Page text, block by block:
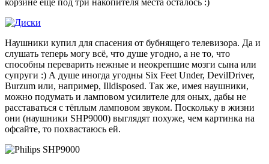
корзине ещё под три накопителя места осталось :)
Наушники купил для спасения от бубнящего телевизора. Да и
слушать теперь могу всё, что душе угодно, а не то, что
способны переварить нежные и неокрепшие мозги сына или
супруги :) А душе иногда угодны Six Feet Under, DevilDriver,
Burzum или, например, Illdisposed. Так же, имея наушники,
можно подумать и ламповом усилителе для оных, дабы не
расставаться с тёплым ламповом звуком. Поскольку в жизни
они (наушники SHP9000) выглядят похуже, чем картинка на
офсайте, то похвастаюсь ей.